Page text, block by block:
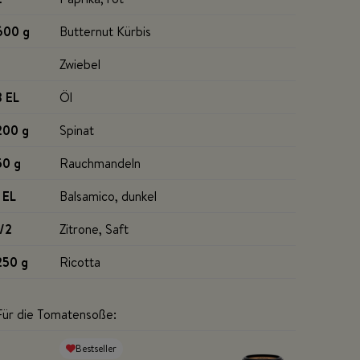
g
Butternut Kürbis
Zwiebel
EL
Öl
g
Spinat
g
Rauchmandeln
EL
Balsamico, dunkel
2
Zitrone, Saft
g
Ricotta
die Tomatensoße:
Bestseller